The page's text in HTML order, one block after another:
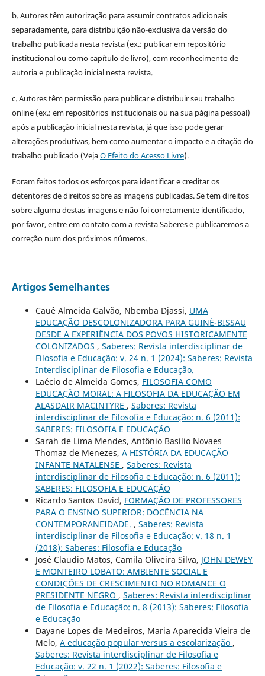
b. Autores têm autorização para assumir contratos adicionais
separadamente, para distribuição não-exclusiva da versão do
trabalho publicada nesta revista (ex.: publicar em repositório
institucional ou como capítulo de livro), com reconhecimento de
autoria e publicação inicial nesta revista.
c. Autores têm permissão para publicar e distribuir seu trabalho
online (ex.: em repositórios institucionais ou na sua página pessoal)
após a publicação inicial nesta revista, já que isso pode gerar
alterações produtivas, bem como aumentar o impacto e a citação do
trabalho publicado (VejaO Efeito do Acesso Livre).
Foram feitos todos os esforços para identificar e creditar os
detentores de direitos sobre as imagens publicadas. Se tem direitos
sobre alguma destas imagens e não foi corretamente identificado,
por favor, entre em contato com a revista Saberes e publicaremos a
correção num dos próximos números.
Artigos Semelhantes
Cauê Almeida Galvão, Nbemba Djassi, UMA
EDUCAÇÃO DESCOLONIZADORA PARA GUINÉ-BISSAU
DESDE A EXPERIÊNCIA DOS POVOS HISTORICAMENTE
COLONIZADOS , Saberes: Revista interdisciplinar de
Filosofia e Educação: v. 24 n. 1 (2024): Saberes: Revista
Interdisciplinar de Filosofia e Educação.
Laécio de Almeida Gomes, FILOSOFIA COMO
EDUCAÇÃO MORAL: A FILOSOFIA DA EDUCAÇÃO EM
ALASDAIR MACINTYRE , Saberes: Revista
interdisciplinar de Filosofia e Educação: n. 6 (2011):
SABERES: FILOSOFIA E EDUCAÇÃO
Sarah de Lima Mendes, Antônio Basílio Novaes
Thomaz de Menezes, A HISTÓRIA DA EDUCAÇÃO
INFANTE NATALENSE , Saberes: Revista
interdisciplinar de Filosofia e Educação: n. 6 (2011):
SABERES: FILOSOFIA E EDUCAÇÃO
Ricardo Santos David, FORMAÇÃO DE PROFESSORES
PARA O ENSINO SUPERIOR: DOCÊNCIA NA
CONTEMPORANEIDADE. , Saberes: Revista
interdisciplinar de Filosofia e Educação: v. 18 n. 1
(2018): Saberes: Filosofia e Educação
José Claudio Matos, Camila Oliveira Silva, JOHN DEWEY
E MONTEIRO LOBATO: AMBIENTE SOCIAL E
CONDIÇÕES DE CRESCIMENTO NO ROMANCE O
PRESIDENTE NEGRO , Saberes: Revista interdisciplinar
de Filosofia e Educação: n. 8 (2013): Saberes: Filosofia
e Educação
Dayane Lopes de Medeiros, Maria Aparecida Vieira de
Melo, A educação popular versus a escolarização ,
Saberes: Revista interdisciplinar de Filosofia e
Educação: v. 22 n. 1 (2022): Saberes: Filosofia e